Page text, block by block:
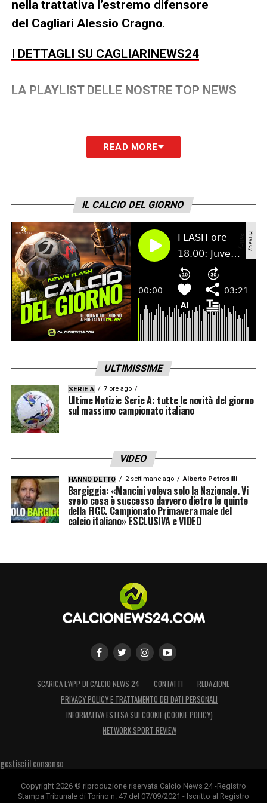
nella trattativa l’estremo difensore
del Cagliari Alessio Cragno.
I DETTAGLI SU CAGLIARINEWS24
LA PLAYLIST DELLE NOSTRE TOP NEWS
READ MORE
IL CALCIO DEL GIORNO
ULTIMISSIME
SERIE A 7 ore ago
Ultime Notizie Serie A: tutte le novità del giorno
sul massimo campionato italiano
VIDEO
HANNO DETTO 2 settimane ago Alberto Petrosilli
Bargiggia: «Mancini voleva solo la Nazionale. Vi
svelo cosa è successo davvero dietro le quinte
della FIGC. Campionato Primavera male del
calcio italiano» ESCLUSIVA e VIDEO
SCARICA L’APP DI CALCIO NEWS 24 CONTATTI
REDAZIONE
PRIVACY POLICY E TRATTAMENTO DEI DATI PERSONALI
INFORMATIVA ESTESA SUI COOKIE (COOKIE POLICY)
NETWORK SPORT REVIEW
gestisci il consenso
Copyright 2026 © riproduzione riservata Calcio News 24 -Registro
Stampa Tribunale di Torino n. 47 del 07/09/2021 - Iscritto al Registro